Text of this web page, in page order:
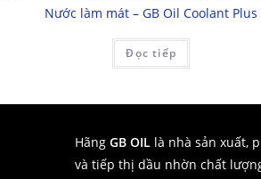
Nước làm mát – GB Oil Coolant Plus
Đọc tiếp
Hãng GB OIL là nhà sản xuất,
và tiếp thị dầu nhờn chất